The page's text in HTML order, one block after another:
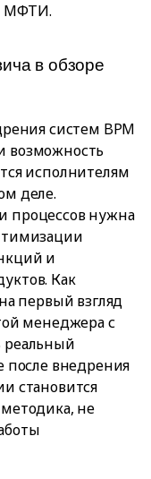
МФТИ.
в обзоре
систем BPM
возможность
исполнителям
деле.
процессов нужна
и
Как
первый взгляд
менеджера с
реальный
после внедрения
становится
не